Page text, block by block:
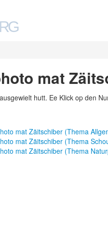
mat
hutt. Ee Klick op den
mat Zäitschiber (Thema
mat Zäitschiber (Thema
mat Zäitschiber (Thema